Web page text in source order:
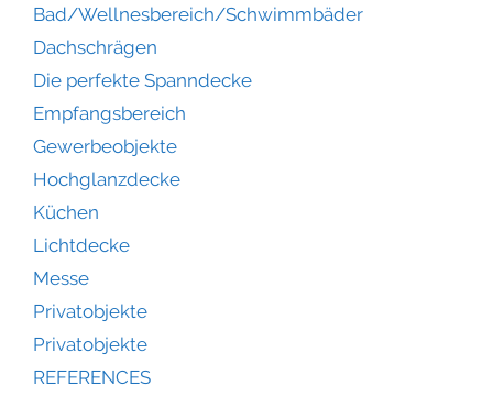
Bad/Wellnesbereich/Schwimmbäder
Dachschrägen
Die perfekte Spanndecke
Empfangsbereich
Gewerbeobjekte
Hochglanzdecke
Küchen
Lichtdecke
Messe
Privatobjekte
Privatobjekte
REFERENCES